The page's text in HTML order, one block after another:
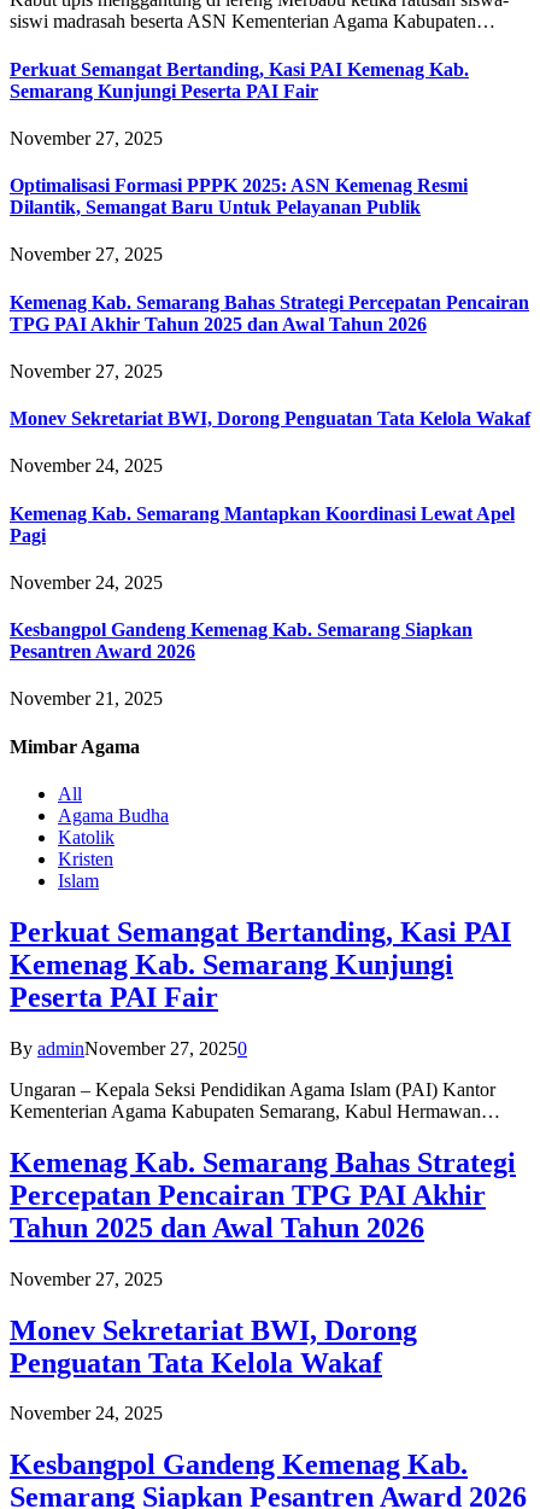
siswi madrasah beserta ASN Kementerian Agama Kabupaten…
Perkuat Semangat Bertanding, Kasi PAI Kemenag Kab.
Semarang Kunjungi Peserta PAI Fair
November 27, 2025
Optimalisasi Formasi PPPK 2025: ASN Kemenag Resmi
Dilantik, Semangat Baru Untuk Pelayanan Publik
November 27, 2025
Kemenag Kab. Semarang Bahas Strategi Percepatan Pencairan
TPG PAI Akhir Tahun 2025 dan Awal Tahun 2026
November 27, 2025
Monev Sekretariat BWI, Dorong Penguatan Tata Kelola Wakaf
November 24, 2025
Kemenag Kab. Semarang Mantapkan Koordinasi Lewat Apel
Pagi
November 24, 2025
Kesbangpol Gandeng Kemenag Kab. Semarang Siapkan
Pesantren Award 2026
November 21, 2025
Mimbar Agama
All
Agama Budha
Katolik
Kristen
Islam
Perkuat Semangat Bertanding, Kasi PAI
Kemenag Kab. Semarang Kunjungi
Peserta PAI Fair
By adminNovember 27, 20250
Ungaran – Kepala Seksi Pendidikan Agama Islam (PAI) Kantor
Kementerian Agama Kabupaten Semarang, Kabul Hermawan…
Kemenag Kab. Semarang Bahas Strategi
Percepatan Pencairan TPG PAI Akhir
Tahun 2025 dan Awal Tahun 2026
November 27, 2025
Monev Sekretariat BWI, Dorong
Penguatan Tata Kelola Wakaf
November 24, 2025
Kesbangpol Gandeng Kemenag Kab.
Semarang Siapkan Pesantren Award 2026